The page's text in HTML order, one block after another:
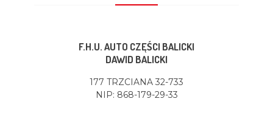
F.H.U. AUTO CZĘŚCI BALICKI
DAWID BALICKI
177 TRZCIANA 32-733
NIP: 868-179-29-33